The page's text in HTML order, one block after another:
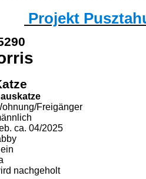
Projekt
Freigänger
ca. 04/2025
nachgeholt